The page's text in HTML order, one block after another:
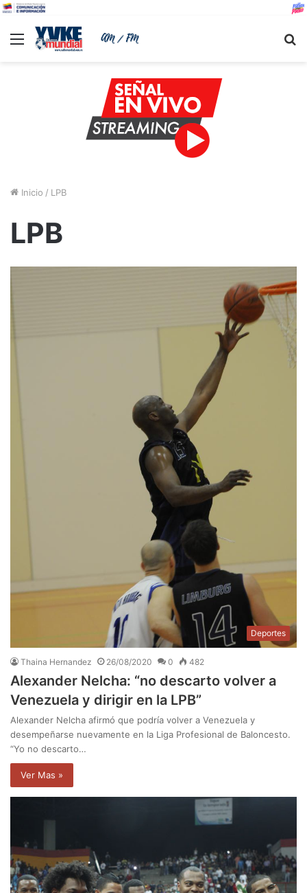
Menu
Inicio / LPB
LPB
Deportes
Thaina Hernandez 26/08/2020 0 482
Alexander Nelcha: “no descarto volver a
Venezuela y dirigir en la LPB”
Alexander Nelcha afirmó que podría volver a Venezuela y
desempeñarse nuevamente en la Liga Profesional de Baloncesto.
“Yo no descarto…
Ver Mas »